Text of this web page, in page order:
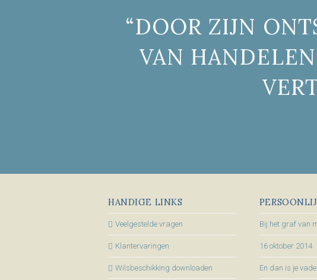
“DOOR ZIJN
VAN
HANDIGE LINKS
Veelgestelde vragen
Klantervaringen
Wilsbeschikking downloaden
Bij het graf van
16 oktober 2014
En dan is je